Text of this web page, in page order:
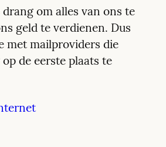
om alles van ons te
geld te verdienen. Dus
met mailproviders die
de eerste plaats te